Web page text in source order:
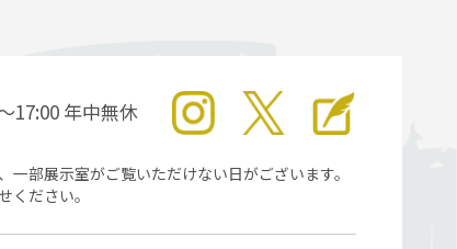
17:00 年中無休
部展示室がご覧いただけない日がございます。
ください。